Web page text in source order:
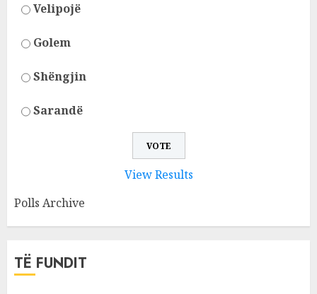
Velipojë
Golem
Shëngjin
Sarandë
View Results
Polls Archive
TË FUNDIT